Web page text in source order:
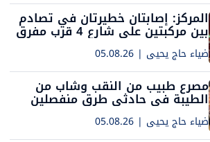
المركز: إصابتان خطيرتان في تصادم
بين مركبتين على شارع 4 قرب مفرق
هروئيه
ضياء حاج يحيى |
05.08.26
مصرع طبيب من النقب وشاب من
الطيبة في حادثي طرق منفصلين
ضياء حاج يحيى |
05.08.26